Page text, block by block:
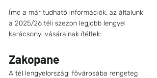
Íme a már tudható információk, az általunk
a 2025/26 téli szezon legjobb lengyel
karácsonyi vásárainak ítéltek:
Zakopane
A tél lengyelországi fővárosába rengeteg